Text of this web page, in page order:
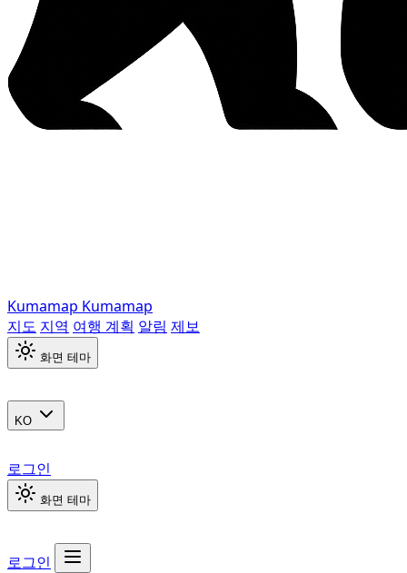
Kumamap Kumamap
지도 지역 여행 계획 알림 제보
화면 테마
KO
로그인
화면 테마
로그인